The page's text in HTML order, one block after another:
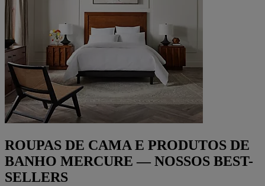
ROUPAS DE CAMA E PRODUTOS DE
BANHO MERCURE — NOSSOS BEST-
SELLERS